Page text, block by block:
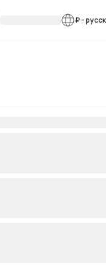
₽-